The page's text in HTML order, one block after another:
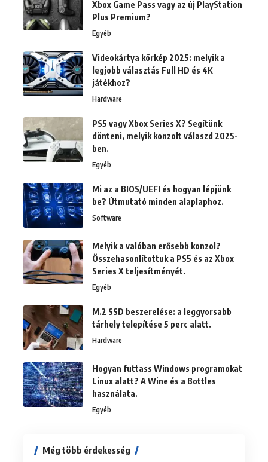
Xbox Game Pass vagy az új PlayStation
Plus Premium?
Egyéb
Videokártya körkép 2025: melyik a
legjobb választás Full HD és 4K
játékhoz?
Hardware
PS5 vagy Xbox Series X? Segítünk
dönteni, melyik konzolt válaszd 2025-
ben.
Egyéb
Mi az a BIOS/UEFI és hogyan lépjünk
be? Útmutató minden alaplaphoz.
Software
Melyik a valóban erősebb konzol?
Összehasonlítottuk a PS5 és az Xbox
Series X teljesítményét.
Egyéb
M.2 SSD beszerelése: a leggyorsabb
tárhely telepítése 5 perc alatt.
Hardware
Hogyan futtass Windows programokat
Linux alatt? A Wine és a Bottles
használata.
Egyéb
Még több érdekesség